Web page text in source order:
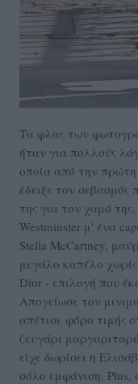
Τα φλας των
ήταν για πολλούς
οποία από την
έδειξε τον
της για τον χαμό
Westminster μ' ένα
Stella McCartney,
μεγάλο καπέλο
Dior - επιλογή που
Απογείωσε τον
απέτισε φόρο τιμής
ζευγάρι
είχε δωρίσει η
σόλο εμφάνιση.